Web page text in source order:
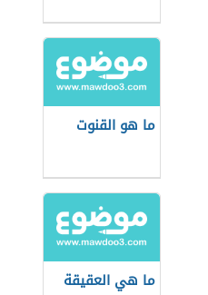
ما هو القنوت
ما هي العقيقة